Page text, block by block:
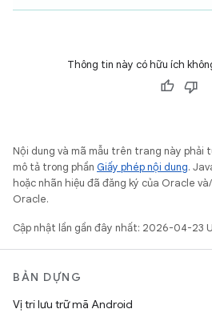
Thông tin này có hữu ích
Nội dung và mã mẫu trên trang này phải
mô tả trong phần Giấy phép nội dung.
hoặc nhãn hiệu đã đăng ký của Oracle
Oracle.
Cập nhật lần gần đây nhất: 2026-04-23
BẢN DỰNG
Vị trí lưu trữ mã Android